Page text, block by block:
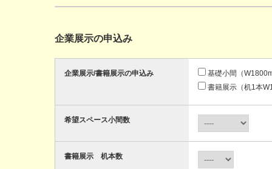
企業展示の申込み
企業展示/書籍展示の申込み
基礎小間（
書籍展示（机1本
希望スペース小間数
書籍展示 机本数